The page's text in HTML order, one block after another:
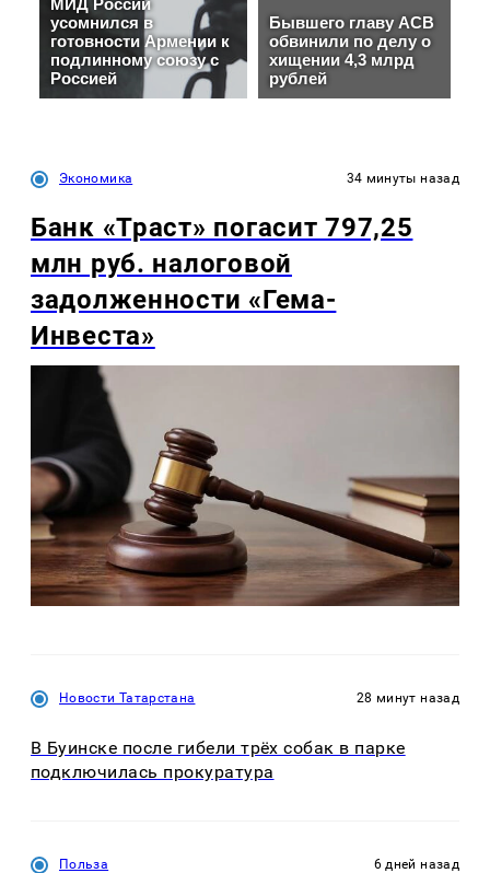
Экономика 34 минуты назад
Банк «Траст» погасит 797,25
млн руб. налоговой
задолженности «Гема-
Инвеста»
Новости Татарстана 28 минут назад
В Буинске после гибели трёх собак в парке
подключилась прокуратура
Польза 6 дней назад